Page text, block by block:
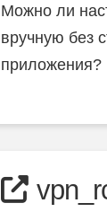
Можно ли
вручную без
приложения?